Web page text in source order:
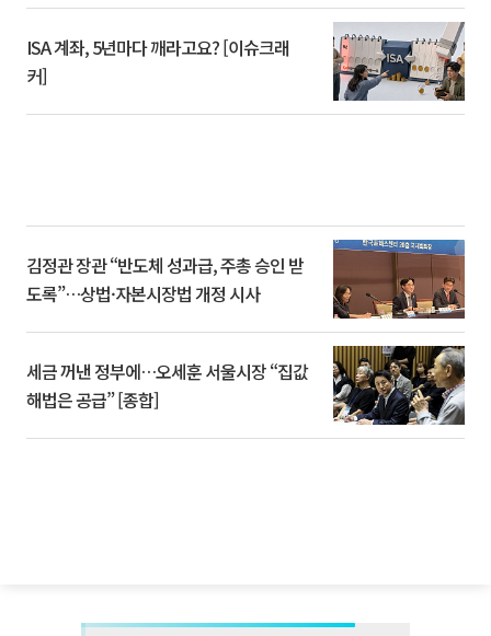
ISA 계좌, 5년마다 깨라고요? [이슈크래
커]
김정관 장관 “반도체 성과급, 주총 승인 받
도록”…상법·자본시장법 개정 시사
세금 꺼낸 정부에…오세훈 서울시장 “집값
해법은 공급” [종합]